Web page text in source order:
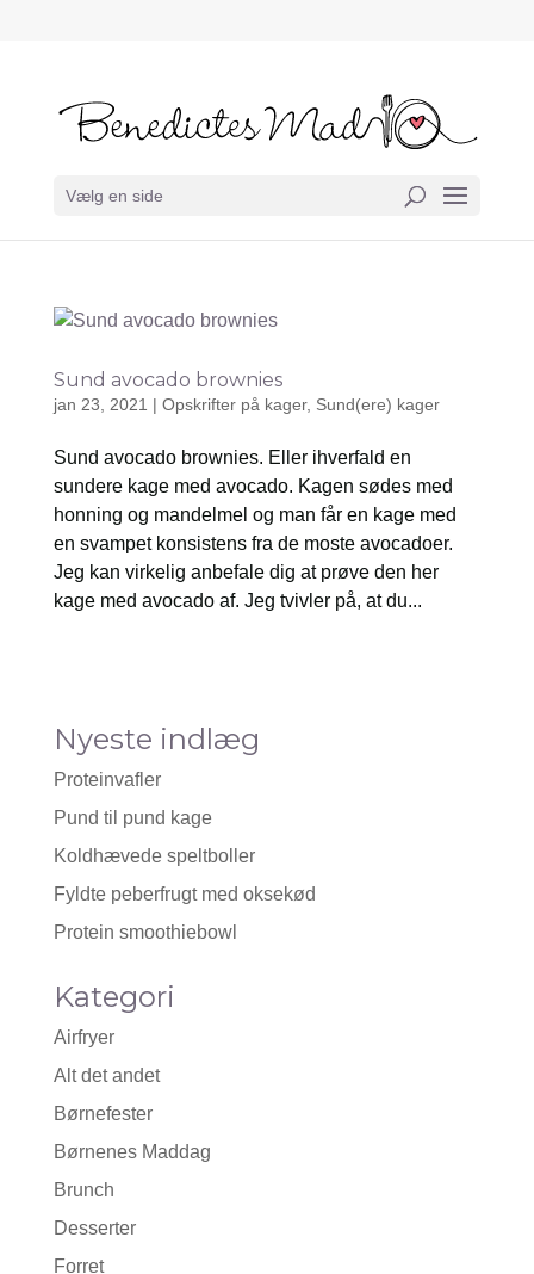
Vælg en side
Sund avocado brownies
jan 23, 2021 | Opskrifter på kager, Sund(ere) kager
Sund avocado brownies. Eller ihverfald en
sundere kage med avocado. Kagen sødes med
honning og mandelmel og man får en kage med
en svampet konsistens fra de moste avocadoer.
Jeg kan virkelig anbefale dig at prøve den her
kage med avocado af. Jeg tvivler på, at du...
Nyeste indlæg
Proteinvafler
Pund til pund kage
Koldhævede speltboller
Fyldte peberfrugt med oksekød
Protein smoothiebowl
Kategori
Airfryer
Alt det andet
Børnefester
Børnenes Maddag
Brunch
Desserter
Forret